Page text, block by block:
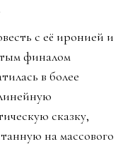
с её иронией и
финалом
в более
сказку,
на массового